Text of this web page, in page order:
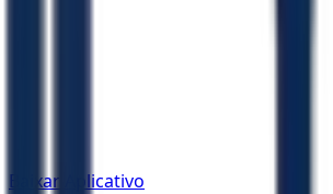
Baixar Aplicativo